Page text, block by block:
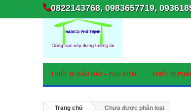
0822143768, 0983657719,
THIẾT BỊ ĐẤU DÂY – PHỤ KIỆN THIẾT BỊ
Trang chủ Chưa được phân loại